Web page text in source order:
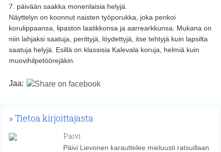
7. päivään saakka monenlaisia helyjä.
Näyttelyn on koonnut naisten työporukka, joka penkoi
korulippaansa, lipaston laatikkonsa ja aarrearkkunsa. Mukana on
niin lahjaksi saatuja, perittyjä, löydettyjä, itse tehtyjä kuin lapsilta
saatuja helyjä. Esillä on klassisia Kalevala koruja, helmiä kuin
muovihilpetöörejäkin.
Jaa:
Tietoa kirjoittajasta
Paivi
Päivi Lievonen karauttelee mieluusti ratsuillaan